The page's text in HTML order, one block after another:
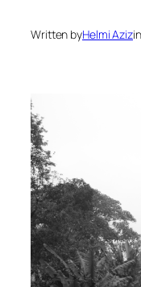
Written byHelmi Azizin